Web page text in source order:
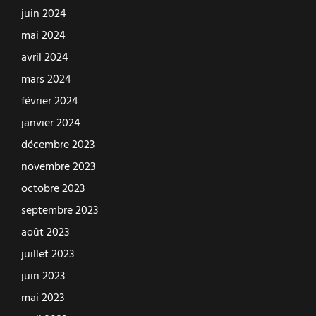
juin 2024
mai 2024
avril 2024
mars 2024
février 2024
janvier 2024
décembre 2023
novembre 2023
octobre 2023
septembre 2023
août 2023
juillet 2023
juin 2023
mai 2023